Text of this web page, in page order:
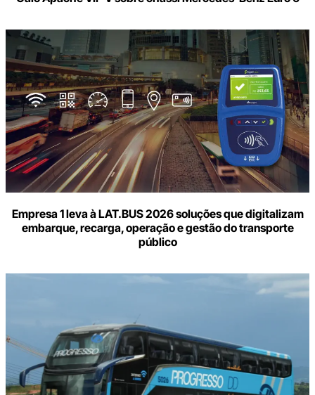
Empresa 1 leva à LAT.BUS 2026 soluções que digitalizam
embarque, recarga, operação e gestão do transporte
público